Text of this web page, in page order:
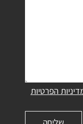
הפרטיות